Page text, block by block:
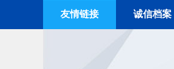
友情链接 诚信档案